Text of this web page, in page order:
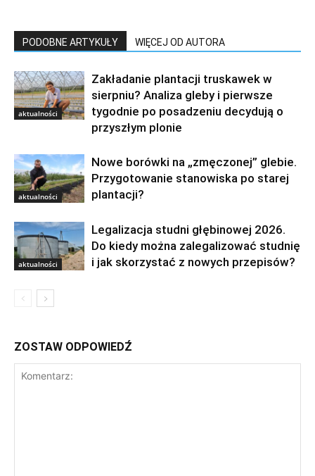
PODOBNE ARTYKUŁY WIĘCEJ OD AUTORA
aktualności
Zakładanie plantacji truskawek w
sierpniu? Analiza gleby i pierwsze
tygodnie po posadzeniu decydują o
przyszłym plonie
aktualności
Nowe borówki na „zmęczonej” glebie.
Przygotowanie stanowiska po starej
plantacji?
aktualności
Legalizacja studni głębinowej 2026.
Do kiedy można zalegalizować studnię
i jak skorzystać z nowych przepisów?
ZOSTAW ODPOWIEDŹ